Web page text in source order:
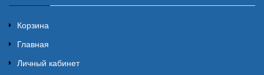
Корзина
Главная
Личный кабинет